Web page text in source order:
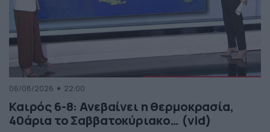
06/08/2026 22:00
Καιρός 6-8: Ανεβαίνει η θερμοκρασία,
40άρια το Σαββατοκύριακο… (vid)